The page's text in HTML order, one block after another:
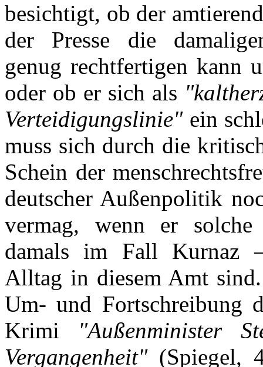
besichtigt, ob der
der Presse die
genug rechtfertigen kann
oder ob er sich als
Verteidigungslinie" ein
muss sich durch die
Schein der
deutscher Außenpolitik
vermag, wenn er
damals im Fall Kurnaz
Alltag in diesem Amt
Um- und Fortschreibung
Krimi
"Außenminister
Vergangenheit"(Spiegel,